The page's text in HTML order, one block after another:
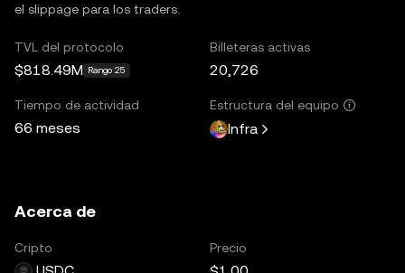
el slippage para los traders.
TVL del protocolo
$818.49M Rango 25
Billeteras activas
20,726
Tiempo de actividad
66 meses
Estructura del equipo
Infra
Acerca de
Cripto Precio